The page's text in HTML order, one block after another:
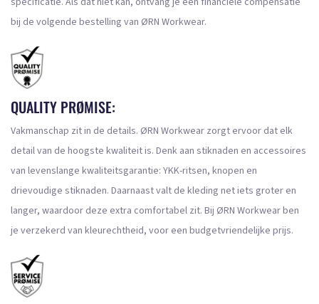
bij de volgende bestelling van ØRN Workwear.
QUALITY PRØMISE:
Vakmanschap zit in de details. ØRN Workwear zorgt ervoor dat elk
detail van de hoogste kwaliteit is. Denk aan stiknaden en accessoires
van levenslange kwaliteitsgarantie: YKK-ritsen, knopen en
drievoudige stiknaden. Daarnaast valt de kleding net iets groter en
langer, waardoor deze extra comfortabel zit. Bij ØRN Workwear ben
je verzekerd van kleurechtheid, voor een budgetvriendelijke prijs.